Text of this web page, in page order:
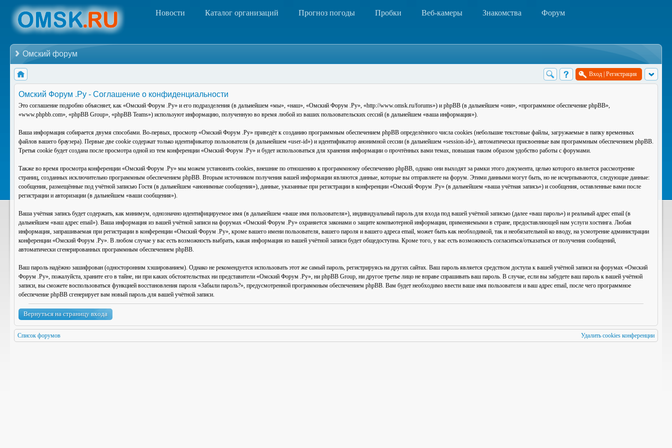
Новости Каталог организаций Прогноз погоды Пробки Веб-камеры Знакомства Форум
Омский форум
Вход Регистрация
Омский Форум .Ру - Соглашение о конфиденциальности
Это соглашение подробно объясняет, как «Омский Форум .Ру» и его подразделения (в дальнейшем «мы», «наш», «Омский Форум .Ру», «http://www.omsk.ru/forums») и phpBB (в дальнейшем «они», «программное обеспечение phpBB»,
«www.phpbb.com», «phpBB Group», «phpBB Teams») используют информацию, полученную во время любой из ваших пользовательских сессий (в дальнейшем «ваша информация»).
Ваша информация собирается двумя способами. Во-первых, просмотр «Омский Форум .Ру» приведёт к созданию программным обеспечением phpBB определённого числа cookies (небольшие текстовые файлы, загружаемые в папку временных
файлов вашего браузера). Первые две cookie содержат только идентификатор пользователя (в дальнейшем «user-id») и идентификатор анонимной сессии (в дальнейшем «session-id»), автоматически присвоенные вам программным обеспечением phpBB.
Третья cookie будет создана после просмотра одной из тем конференции «Омский Форум .Ру» и будет использоваться для хранения информации о прочтённых вами темах, повышая таким образом удобство работы с форумами.
Также во время просмотра конференции «Омский Форум .Ру» мы можем установить cookies, внешние по отношению к программному обеспечению phpBB, однако они выходят за рамки этого документа, целью которого является рассмотрение
страниц, созданных исключительно программным обеспечением phpBB. Вторым источником получения вашей информации являются данные, которые вы отправляете на форум. Этими данными могут быть, но не исчерпываются, следующие данные:
сообщения, размещённые под учётной записью Гостя (в дальнейшем «анонимные сообщения»), данные, указанные при регистрации в конференции «Омский Форум .Ру» (в дальнейшем «ваша учётная запись») и сообщения, оставленные вами после
регистрации и авторизации (в дальнейшем «ваши сообщения»).
Ваша учётная запись будет содержать, как минимум, однозначно идентифицируемое имя (в дальнейшем «ваше имя пользователя»), индивидуальный пароль для входа под вашей учётной записью (далее «ваш пароль») и реальный адрес email (в
дальнейшем «ваш адрес email»). Ваша информация из вашей учётной записи на форумах «Омский Форум .Ру» охраняется законами о защите компьютерной информации, применяемыми в стране, предоставляющей нам услуги хостинга. Любая
информация, запрашиваемая при регистрации в конференции «Омский Форум .Ру», кроме вашего имени пользователя, вашего пароля и вашего адреса email, может быть как необходимой, так и необязательной ко вводу, на усмотрение администрации
конференции «Омский Форум .Ру». В любом случае у вас есть возможность выбрать, какая информация из вашей учётной записи будет общедоступна. Кроме того, у вас есть возможность согласиться/отказаться от получения сообщений,
автоматически сгенерированных программным обеспечением phpBB.
Ваш пароль надёжно зашифрован (односторонним хэшированием). Однако не рекомендуется использовать этот же самый пароль, регистрируясь на других сайтах. Ваш пароль является средством доступа к вашей учётной записи на форумах «Омский
Форум .Ру», пожалуйста, храните его в тайне, ни при каких обстоятельствах ни представители «Омский Форум .Ру», ни phpBB Group, ни другое третье лицо не вправе спрашивать ваш пароль. В случае, если вы забудете ваш пароль к вашей учётной
записи, вы сможете воспользоваться функцией восстановления пароля «Забыли пароль?», предусмотренной программным обеспечением phpBB. Вам будет необходимо ввести ваше имя пользователя и ваш адрес email, после чего программное
обеспечение phpBB сгенерирует вам новый пароль для вашей учётной записи.
Вернуться на страницу входа
Список форумов Удалить cookies конференции